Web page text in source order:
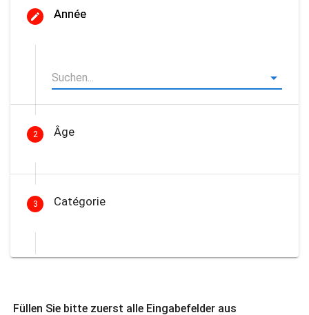
Année
2 Âge
3 Catégorie
Füllen Sie bitte zuerst alle Eingabefelder aus